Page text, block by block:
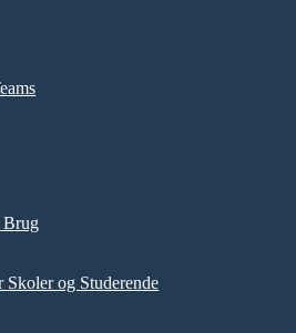
Brug
og Studerende